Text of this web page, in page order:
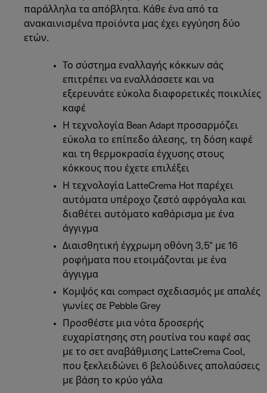
παράλληλα τα απόβλητα. Κάθε ένα από τα
ανακαινισμένα προϊόντα μας έχει εγγύηση δύο
ετών.
Το σύστημα εναλλαγής κόκκων σάς
επιτρέπει να εναλλάσσετε και να
εξερευνάτε εύκολα διαφορετικές ποικιλίες
καφέ
Η τεχνολογία Bean Adapt προσαρμόζει
εύκολα το επίπεδο άλεσης, τη δόση καφέ
και τη θερμοκρασία έγχυσης στους
κόκκους που έχετε επιλέξει
Η τεχνολογία LatteCrema Hot παρέχει
αυτόματα υπέροχο ζεστό αφρόγαλα και
διαθέτει αυτόματο καθάρισμα με ένα
άγγιγμα
Διαισθητική έγχρωμη οθόνη 3,5" με 16
ροφήματα που ετοιμάζονται με ένα
άγγιγμα
Κομψός και compact σχεδιασμός με απαλές
γωνίες σε Pebble Grey
Προσθέστε μια νότα δροσερής
ευχαρίστησης στη ρουτίνα του καφέ σας
με το σετ αναβάθμισης LatteCrema Cool,
που ξεκλειδώνει 6 βελούδινες απολαύσεις
με βάση το κρύο γάλα